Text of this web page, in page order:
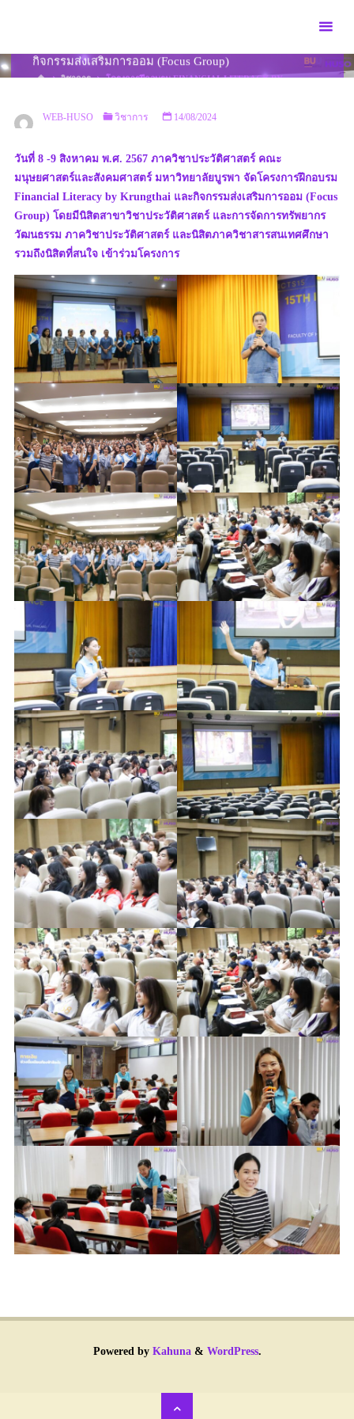
กิจกรรมส่งเสริมการออม (Focus Group)
HOMEวิชาการ
โครงการฝึกอบรม FINANCIAL LITERACY BY
WEB-HUSO วิชาการ 14/08/2024
วันที่ 8 -9 สิงหาคม พ.ศ. 2567 ภาควิชาประวัติศาสตร์ คณะ
มนุษยศาสตร์และสังคมศาสตร์ มหาวิทยาลัยบูรพา จัดโครงการฝึกอบรม
Financial Literacy by Krungthai และกิจกรรมส่งเสริมการออม (Focus
Group) โดยมีนิสิตสาขาวิชาประวัติศาสตร์ และการจัดการทรัพยากร
วัฒนธรรม ภาควิชาประวัติศาสตร์ และนิสิตภาควิชาสารสนเทศศึกษา
รวมถึงนิสิตที่สนใจ เข้าร่วมโครงการ
Powered byKahuna& WordPress.
Back